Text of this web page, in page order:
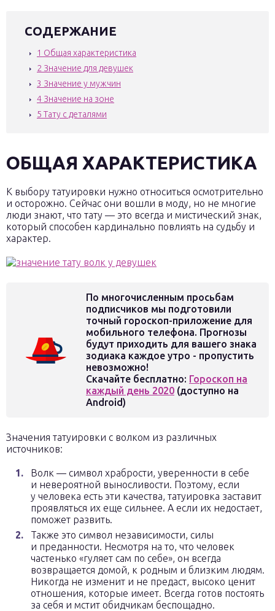
СОДЕРЖАНИЕ
1 Общая характеристика
2 Значение для девушек
3 Значение у мужчин
4 Значение на зоне
5 Тату с деталями
ОБЩАЯ ХАРАКТЕРИСТИКА
К выбору татуировки нужно относиться осмотрительно
и осторожно. Сейчас они вошли в моду, но не многие
люди знают, что тату — это всегда и мистический знак,
который способен кардинально повлиять на судьбу и
характер.
По многочисленным просьбам
подписчиков мы подготовили
точный гороскоп-приложение для
мобильного телефона. Прогнозы
будут приходить для вашего знака
зодиака каждое утро - пропустить
невозможно!
Скачайте бесплатно: Гороскоп на
каждый день 2020 (доступно на
Android)
Значения татуировки с волком из различных
источников:
Волк — символ храбрости, уверенности в себе
и невероятной выносливости. Поэтому, если
у человека есть эти качества, татуировка заставит
проявляться их еще сильнее. А если их недостает,
поможет развить.
Также это символ независимости, силы
и преданности. Несмотря на то, что человек
частенько «гуляет сам по себе», он всегда
возвращается домой, к родным и близким людям.
Никогда не изменит и не предаст, высоко ценит
отношения, которые имеет. Всегда готов постоять
за себя и мстит обидчикам беспощадно.